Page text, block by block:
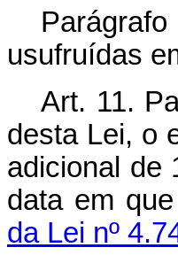
usufruídas
Art. 11.
desta Lei, o
adicional de
data em
da Lei nº